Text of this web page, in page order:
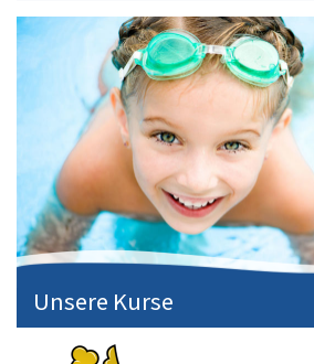
Unsere Kurse